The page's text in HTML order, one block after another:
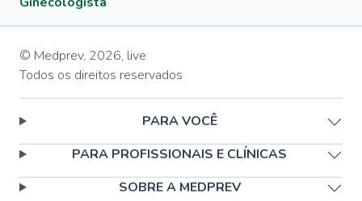
© Medprev, 2026, live
Todos os direitos reservados
PARA VOCÊ
PARA PROFISSIONAIS E CLÍNICAS
SOBRE A MEDPREV